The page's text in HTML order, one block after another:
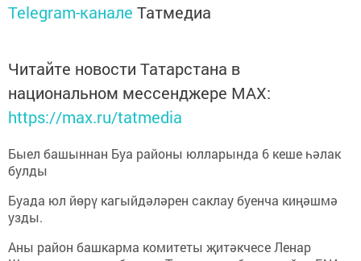
Telegram-канале Татмедиа
Читайте новости Татарстана в
национальном мессенджере MАХ:
https://max.ru/tatmedia
Быел башыннан Буа районы юлларында 6 кеше һәлак
булды
Буада юл йөрү кагыйдәләрен саклау буенча киңәшмә
узды.
Аны район башкарма комитеты җитәкчесе Ленар